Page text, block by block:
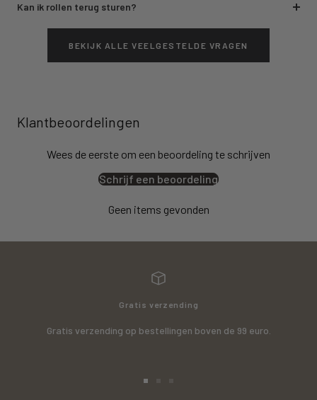
Kan ik rollen terug sturen?
BEKIJK ALLE VEELGESTELDE VRAGEN
Klantbeoordelingen
Wees de eerste om een beoordeling te schrijven
Schrijf een beoordeling
Geen items gevonden
Gratis verzending
Gratis verzending op bestellingen boven de 99 euro.